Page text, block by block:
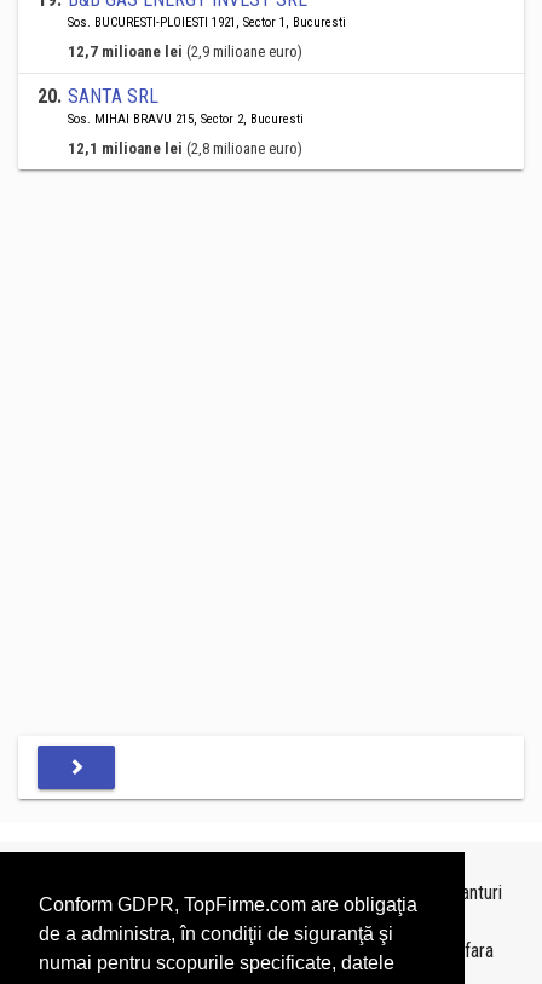
Conform GDPR, TopFirme.com are obligaţia
de a administra, în condiţii de siguranţă şi
numai pentru scopurile specificate, datele
Sos. BUCURESTI-PLOIESTI 1921, Sector 1, Bucuresti
12,7 milioane lei (2,9 milioane euro)
20. SANTA SRL
Sos. MIHAI BRAVU 215, Sector 2, Bucuresti
12,1 milioane lei (2,8 milioane euro)
Topurile sunt realizate deTopFirme
pe baza ultimelor bilanturi
depuse si au scop informativ.
Este interzisa folosirea topurilor fara acordul TopFirme si fara